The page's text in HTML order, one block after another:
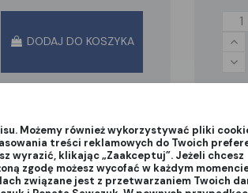
DODAJ DO KOSZYKA
Możemy również wykorzystywać pliki
treści reklamowych do Twoich
wyrazić, klikając „Zaakceptuj”. Jeżeli chcesz
zgodę możesz wycofać w każdym
związane jest z przetwarzaniem Twoich